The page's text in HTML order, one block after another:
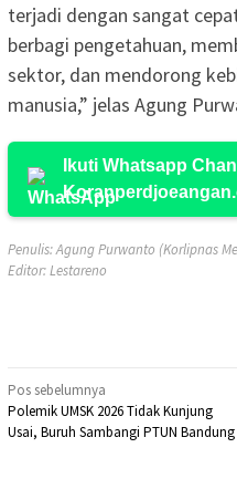
terjadi dengan sangat
berbagi pengetahuan,
sektor, dan mendorong
manusia,” jelas Agung
Ikuti Whatsapp
Penulis: Agung Purwanto (Korlipnas
Editor: Lestareno
Navigasi
pos
Pos sebelumnya
Polemik UMSK 2026 Tidak Kunjung
Usai, Buruh Sambangi PTUN Bandung